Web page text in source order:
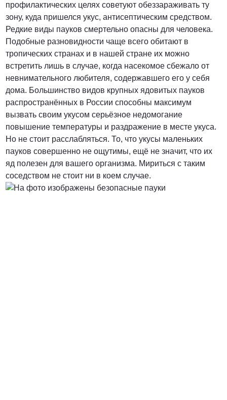
профилактических целях советуют обеззараживать ту
зону, куда пришелся укус, антисептическим средством.
Редкие виды пауков смертельно опасны для человека.
Подобные разновидности чаще всего обитают в
тропических странах и в нашей стране их можно
встретить лишь в случае, когда насекомое сбежало от
невнимательного любителя, содержавшего его у себя
дома. Большинство видов крупных ядовитых пауков
распространённых в России способны максимум
вызвать своим укусом серьёзное недомогание
повышение температуры и раздражение в месте укуса.
Но не стоит расслабляться. То, что укусы маленьких
пауков совершенно не ощутимы, ещё не значит, что их
яд полезен для вашего организма. Мириться с таким
соседством не стоит ни в коем случае.